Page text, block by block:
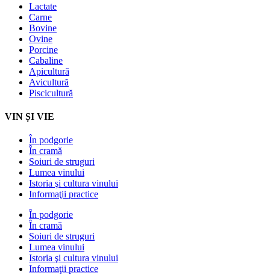
Lactate
Carne
Bovine
Ovine
Porcine
Cabaline
Apicultură
Avicultură
Piscicultură
VIN ȘI VIE
În podgorie
În cramă
Soiuri de struguri
Lumea vinului
Istoria şi cultura vinului
Informaţii practice
În podgorie
În cramă
Soiuri de struguri
Lumea vinului
Istoria şi cultura vinului
Informaţii practice